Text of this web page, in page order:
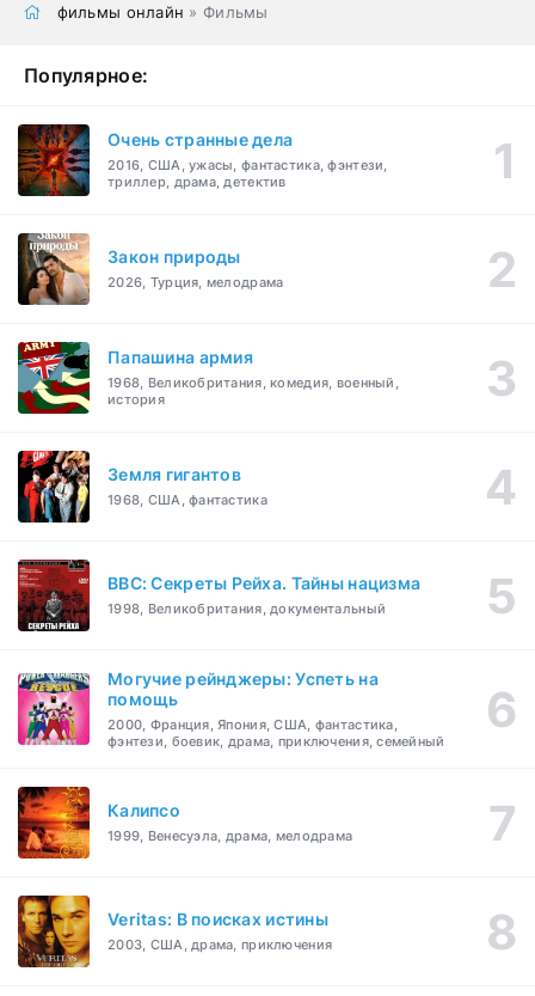
фильмы онлайн » Фильмы
Популярное:
Очень странные дела
2016, США, ужасы, фантастика, фэнтези,
триллер, драма, детектив
Закон природы
2026, Турция, мелодрама
Папашина армия
1968, Великобритания, комедия, военный,
история
Земля гигантов
1968, США, фантастика
BBC: Секреты Рейха. Тайны нацизма
1998, Великобритания, документальный
Могучие рейнджеры: Успеть на
помощь
2000, Франция, Япония, США, фантастика,
фэнтези, боевик, драма, приключения, семейный
Калипсо
1999, Венесуэла, драма, мелодрама
Veritas: В поисках истины
2003, США, драма, приключения